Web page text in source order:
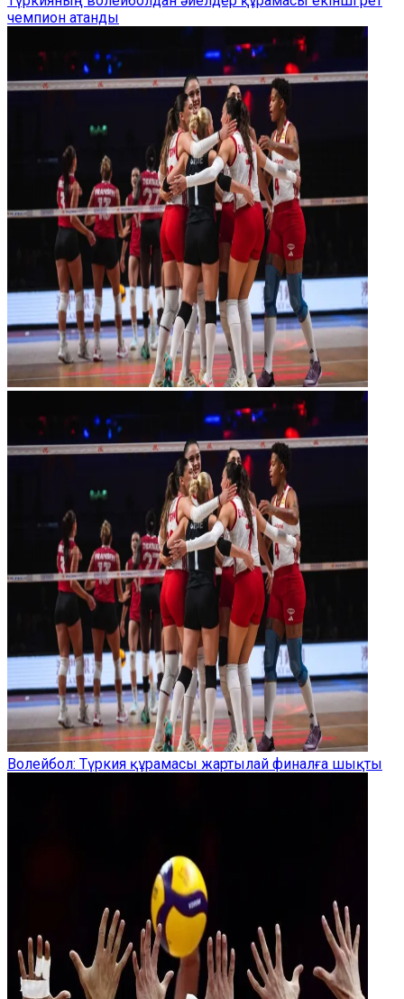
чемпион атанды
Волейбол: Түркия құрамасы жартылай финалға шықты